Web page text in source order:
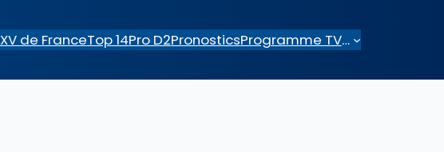
XV de FranceTop 14Pro D2PronosticsProgramme TV…